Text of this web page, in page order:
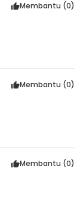
Membantu (0)
Membantu (0)
Membantu (0)